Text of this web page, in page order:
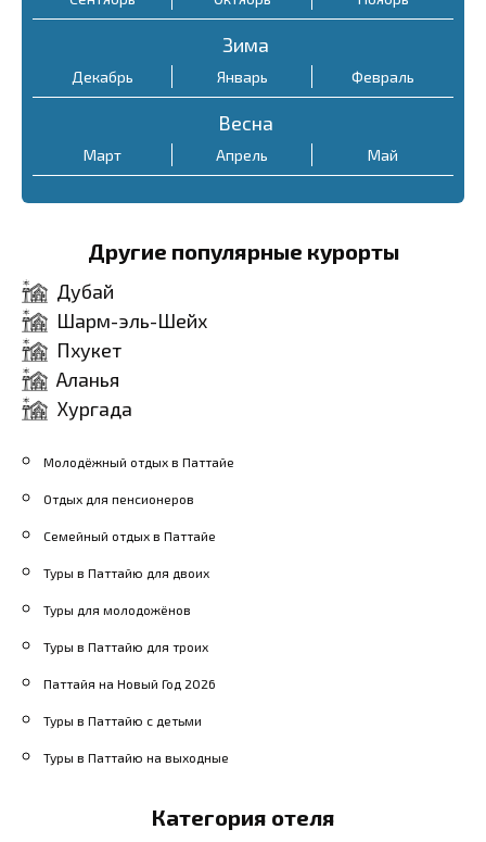
Зима
Декабрь Январь Февраль
Весна
Март Апрель Май
Другие популярные курорты
Дубай
Шарм-эль-Шейх
Пхукет
Аланья
Хургада
Молодёжный отдых в Паттайе
Отдых для пенсионеров
Семейный отдых в Паттайе
Туры в Паттайю для двоих
Туры для молодожёнов
Туры в Паттайю для троих
Паттайя на Новый Год 2026
Туры в Паттайю с детьми
Туры в Паттайю на выходные
Категория отеля